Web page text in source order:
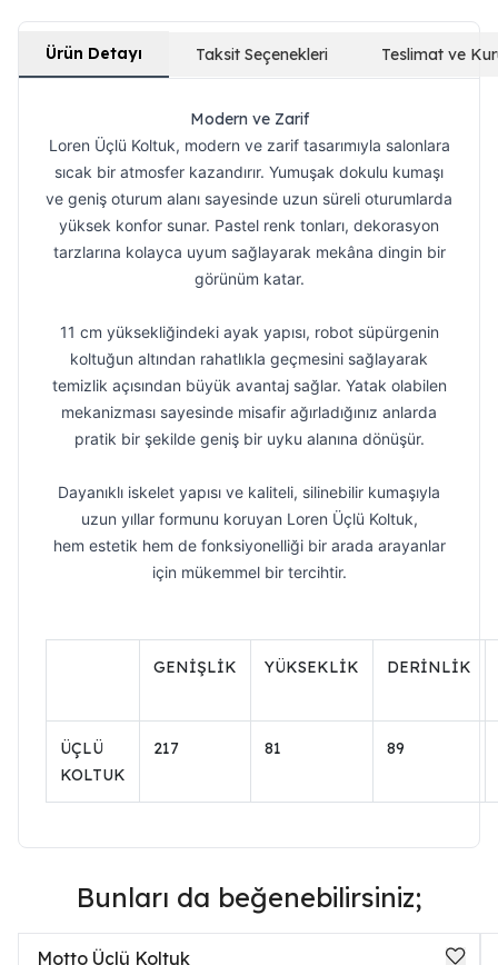
Ürün Detayı Taksit Seçenekleri Teslimat ve
Modern ve Zarif
Loren Üçlü Koltuk, modern ve zarif tasarımıyla salonlara
sıcak bir atmosfer kazandırır. Yumuşak dokulu kumaşı
ve geniş oturum alanı sayesinde uzun süreli oturumlarda
yüksek konfor sunar. Pastel renk tonları, dekorasyon
tarzlarına kolayca uyum sağlayarak mekâna dingin bir
görünüm katar.
11 cm yüksekliğindeki ayak yapısı, robot süpürgenin
koltuğun altından rahatlıkla geçmesini sağlayarak
temizlik açısından büyük avantaj sağlar. Yatak olabilen
mekanizması sayesinde misafir ağırladığınız anlarda
pratik bir şekilde geniş bir uyku alanına dönüşür.
Dayanıklı iskelet yapısı ve kaliteli, silinebilir kumaşıyla
uzun yıllar formunu koruyan Loren Üçlü Koltuk,
hem estetik hem de fonksiyonelliği bir arada arayanlar
için mükemmel bir tercihtir.
GENİŞLİK YÜKSEKLİK DERİNLİK
ÜÇLÜ
KOLTUK
217 81 89
Bunları da beğenebilirsiniz;
Motto Üçlü Koltuk